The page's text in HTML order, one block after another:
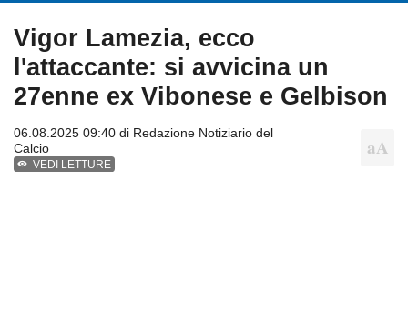
Vigor Lamezia, ecco
l'attaccante: si avvicina un
27enne ex Vibonese e Gelbison
06.08.2025 09:40 di Redazione Notiziario del
Calcio
VEDI LETTURE